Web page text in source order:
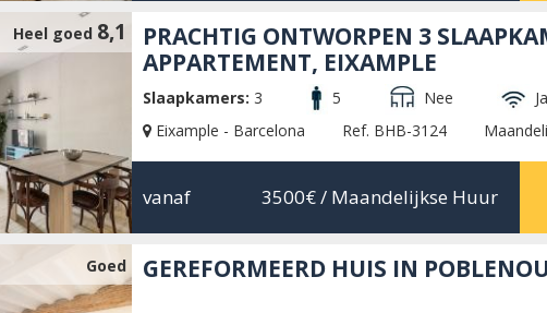
Heel goed 8,1
PRACHTIG ONTWORPEN 3
APPARTEMENT, EIXAMPLE
Slaapkamers: 3 5 Nee
Ja
Eixample - Barcelona
Ref. BHB-3124
vanaf 3500€/ Maandelijkse Huur
Goed GEREFORMEERD HUIS IN